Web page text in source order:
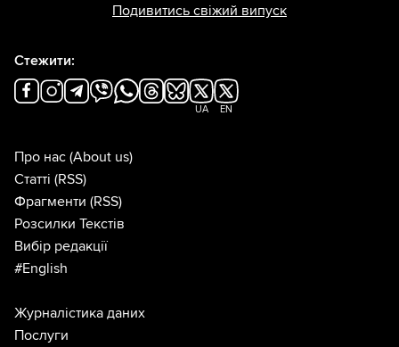
Подивитись свіжий випуск
Стежити:
UA EN
Про нас (About us)
Статті (RSS)
Фрагменти (RSS)
Розсилки Текстів
Вибір редакції
#English
Журналістика даних
Послуги